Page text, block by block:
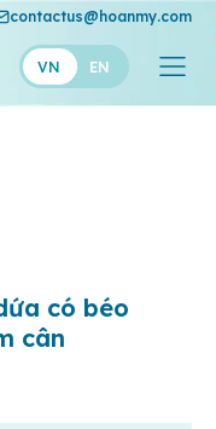
contactus@hoanmy.com
VN EN
có béo
cân